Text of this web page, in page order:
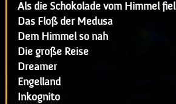
Als die Schokolade vom Himmel fiel
Das Floß der Medusa
Dem Himmel so nah
Die große Reise
Dreamer
Engelland
Inkognito